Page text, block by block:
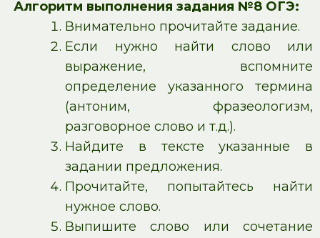
Алгоритм выполнения задания №8 ОГЭ:
Внимательно прочитайте задание.
Если нужно найти слово или
выражение, вспомните
определение указанного термина
(антоним, фразеологизм,
разговорное слово и т.д.).
Найдите в тексте указанные в
задании предложения.
Прочитайте, попытайтесь найти
нужное слово.
Выпишите слово или сочетание